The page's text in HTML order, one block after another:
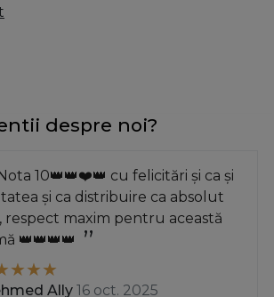
de lemn, pene, placute de
diblu metal cu cavitati, dibluri
dibluri din plastic expandabil,
diblu metalic oscilobatant cu
carton, diblu autofiletant pentru
din otel nichelat, agatatoare
tip O, C si tip L, cleme de otel de
de imbinare pentru colt, benzi
si multe altele. Cuiele sunt cel mai
despre noi?
10👑👑❤️👑 cu felicitări și ca și
și ca distribuire ca absolut
respect maxim pentru această
👑👑👑👑
Ally 16 oct. 2025